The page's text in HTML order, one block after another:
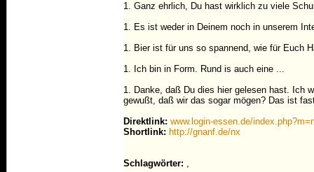
1. Ganz ehrlich, Du hast wirklich zu viele
1. Es ist weder in Deinem noch in unserem
1. Bier ist für uns so spannend, wie für Euch
1. Ich bin in Form. Rund is auch eine ...
1. Danke, daß Du dies hier gelesen hast. Ich
gewußt, daß wir das sogar mögen? Das ist
Direktlink: www.login-essen.de/
Shortlink: http://gnanf.de/nx
Schlagwörter: ,